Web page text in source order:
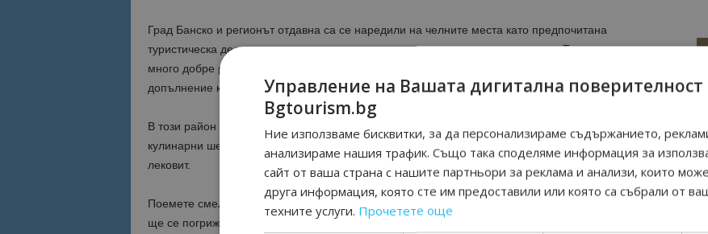
Град Банско и регионът отдавна са се наредили на челните места като предпочитана
туристическа дестинация и то не само в определени сезони, а целогодишно. Туризмът тук е
много добре развит и предлага на своите гости богат набор от първокласни услуги, в
допълнение към уникалната природа наоколо.
В този район на страната, ще можете да се насладите и на интересни, специфични и вкусни
кулинарни шедьоври. Кристалният въздух на Пирин планина е не само безумно чист, той е и
лековит.
Поемете смело в тази посока и се подгответе за нови емоции и приключения, а за останалото
ще се погрижи екипът на
Гранд Хотел Банско
Управление на Вашата дигитална поверителност
Bgtourism.bg
Ние използваме бисквитки, за да персонализираме съдържанието,
анализираме нашия трафик. Също така споделяме информация за
сайт от ваша страна с нашите партньори за реклама и анализи, които
друга информация, която сте им предоставили или която са събрали от
техните услуги. Прочетете още